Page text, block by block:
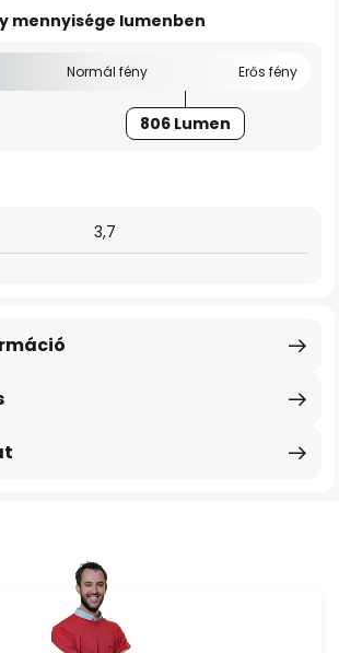
mennyisége lumenben
Normál fény Erős fény
806 Lumen
3,7